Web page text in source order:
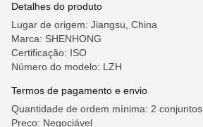
Detalhes do produto
Lugar de origem: Jiangsu, China
Marca: SHENHONG
Certificação: ISO
Número do modelo: LZH
Termos de pagamento e envio
Quantidade de ordem mínima: 2 conjuntos
Preço: Negociável